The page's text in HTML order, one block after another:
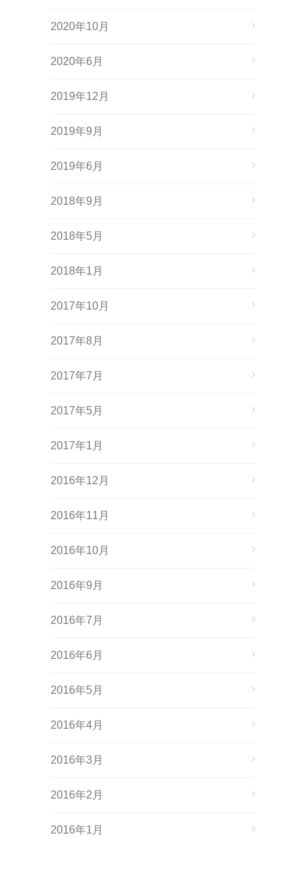
2020年10月
2020年6月
2019年12月
2019年9月
2019年6月
2018年9月
2018年5月
2018年1月
2017年10月
2017年8月
2017年7月
2017年5月
2017年1月
2016年12月
2016年11月
2016年10月
2016年9月
2016年7月
2016年6月
2016年5月
2016年4月
2016年3月
2016年2月
2016年1月